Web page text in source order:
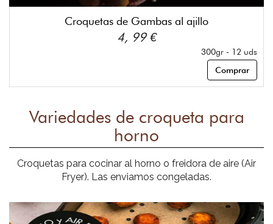
Croquetas de Gambas al ajillo
4, 99 €
300gr - 12 uds
Comprar
Variedades de croqueta para
horno
Croquetas para cocinar al horno o freidora de aire (Air
Fryer). Las enviamos congeladas.